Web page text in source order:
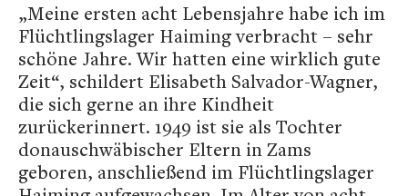
„Meine ersten acht Lebensjahre habe ich im
Flüchtlingslager Haiming verbracht – sehr
schöne Jahre. Wir hatten eine wirklich gute
Zeit“, schildert Elisabeth Salvador-Wagner,
die sich gerne an ihre Kindheit
zurückerinnert. 1949 ist sie als Tochter
donauschwäbischer Eltern in Zams
geboren, anschließend im Flüchtlingslager